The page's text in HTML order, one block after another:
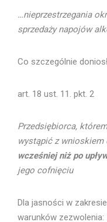
…nieprzestrzegania
sprzedaży napojów
Co szczególnie
art. 18 ust. 11. pkt. 2
Przedsiębiorca,
wystąpić z wnioskiem
wcześniej niż po
jego cofnięciu
Dla jasności w
warunków zezwolenia: